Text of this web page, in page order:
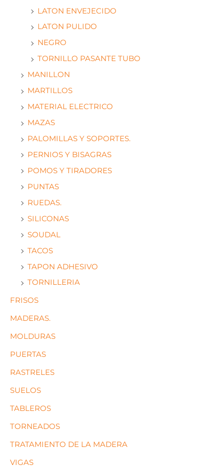
LATON ENVEJECIDO
LATON PULIDO
NEGRO
TORNILLO PASANTE TUBO
MANILLON
MARTILLOS
MATERIAL ELECTRICO
MAZAS
PALOMILLAS Y SOPORTES.
PERNIOS Y BISAGRAS
POMOS Y TIRADORES
PUNTAS
RUEDAS.
SILICONAS
SOUDAL
TACOS
TAPON ADHESIVO
TORNILLERIA
FRISOS
MADERAS.
MOLDURAS
PUERTAS
RASTRELES
SUELOS
TABLEROS
TORNEADOS
TRATAMIENTO DE LA MADERA
VIGAS